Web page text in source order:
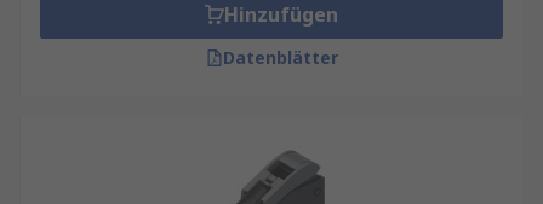
Hinzufügen
Datenblätter